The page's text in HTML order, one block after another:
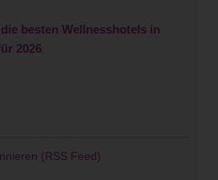
besten Wellnesshotels in
2026
(RSS Feed)